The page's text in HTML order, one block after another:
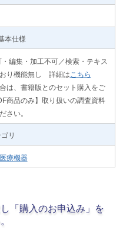
本仕様
編集・加工不可／検索・テキス
おり機能無し 詳細は こちら
は、書籍版とのセット購入をご
商品のみ】取り扱いの調査資料
さい。
リ
療機器
「購入のお申込み」を